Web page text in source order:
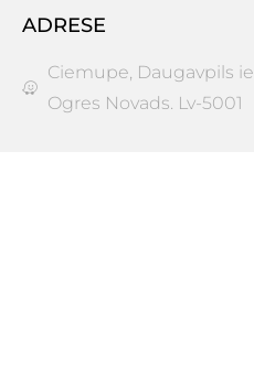
ADRESE
Ciemupe, Daugavpils
Ogres Novads. Lv-5001